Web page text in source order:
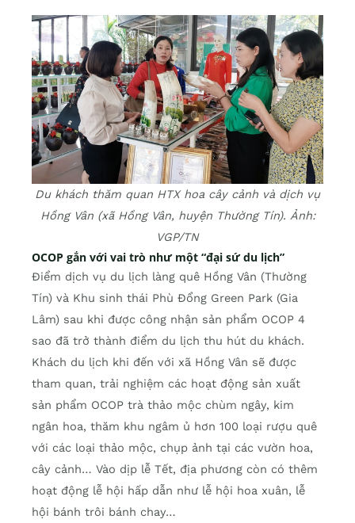
Du khách thăm quan HTX hoa cây cảnh và dịch vụ
Hồng Vân (xã Hồng Vân, huyện Thường Tín). Ảnh:
VGP/TN
OCOP gắn với vai trò như một “đại sứ du lịch”
Điểm dịch vụ du lịch làng quê Hồng Vân (Thường
Tín) và Khu sinh thái Phù Đổng Green Park (Gia
Lâm) sau khi được công nhận sản phẩm OCOP 4
sao đã trở thành điểm du lịch thu hút du khách.
Khách du lịch khi đến với xã Hồng Vân sẽ được
tham quan, trải nghiệm các hoạt động sản xuất
sản phẩm OCOP trà thảo mộc chùm ngây, kim
ngân hoa, thăm khu ngâm ủ hơn 100 loại rượu quê
với các loại thảo mộc, chụp ảnh tại các vườn hoa,
cây cảnh… Vào dịp lễ Tết, địa phương còn có thêm
hoạt động lễ hội hấp dẫn như lễ hội hoa xuân, lễ
hội bánh trôi bánh chay…